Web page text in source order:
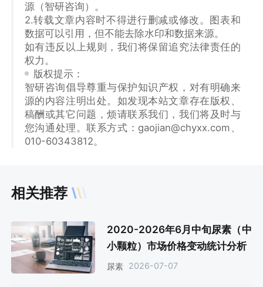
源（智研咨询）。
2.转载文章内容时不得进行删减或修改。图表和
数据可以引用，但不能去除水印和数据来源。
如有违反以上规则，我们将保留追究法律责任的
权力。
版权提示：
智研咨询倡导尊重与保护知识产权，对有明确来
源的内容注明出处。如发现本站文章存在版权、
稿酬或其它问题，烦请联系我们，我们将及时与
您沟通处理。联系方式：gaojian@chyxx.com、
010-60343812。
相关推荐
2020-2026年6月中旬尿素（中
小颗粒）市场价格变动统计分析
尿素 2026-07-07